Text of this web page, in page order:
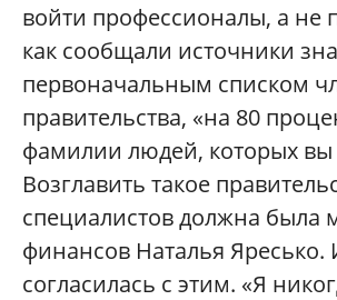
войти профессионалы, а не
как сообщали источники
первоначальным списком
правительства, «на 80
фамилии людей, которых вы
Возглавить такое
специалистов должна была
финансов Наталья Яресько.
согласилась с этим. «Я